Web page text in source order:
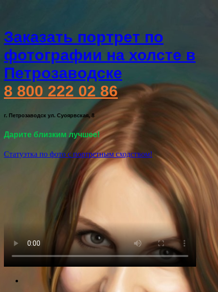
Заказать портрет по
фотографии на холсте в
Петрозаводске
8 800 222 02 86
г. Петрозаводск ул. Суоярвская, 8
Дарите близким лучшее!
Статуэтка по фото с портретным сходством!